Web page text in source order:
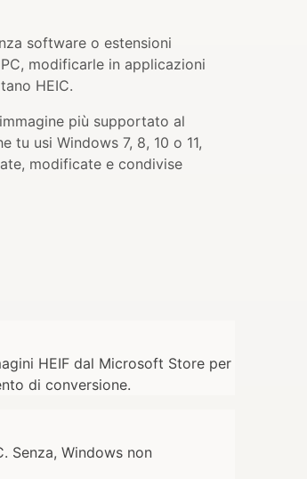
software o estensioni
modificarle in applicazioni
HEIC.
più supportato al
usi Windows 7, 8, 10 o 11,
modificate e condivise
HEIF dal Microsoft Store per
di conversione.
Senza, Windows non